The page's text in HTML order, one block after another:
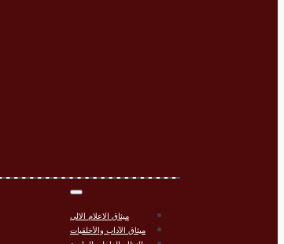
ميثاق الاعلام الالي
ميثاق الآداب والأخلقيات